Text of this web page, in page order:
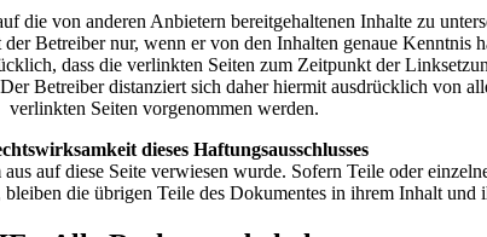
die von anderen Anbietern bereitgehaltenen Inhalte zu
Betreiber nur, wenn er von den Inhalten genaue Kenntnis
dass die verlinkten Seiten zum Zeitpunkt der
Betreiber distanziert sich daher hiermit ausdrücklich von
verlinkten Seiten vorgenommen werden.
dieses Haftungsausschlusses
auf diese Seite verwiesen wurde. Sofern Teile oder
die übrigen Teile des Dokumentes in ihrem Inhalt